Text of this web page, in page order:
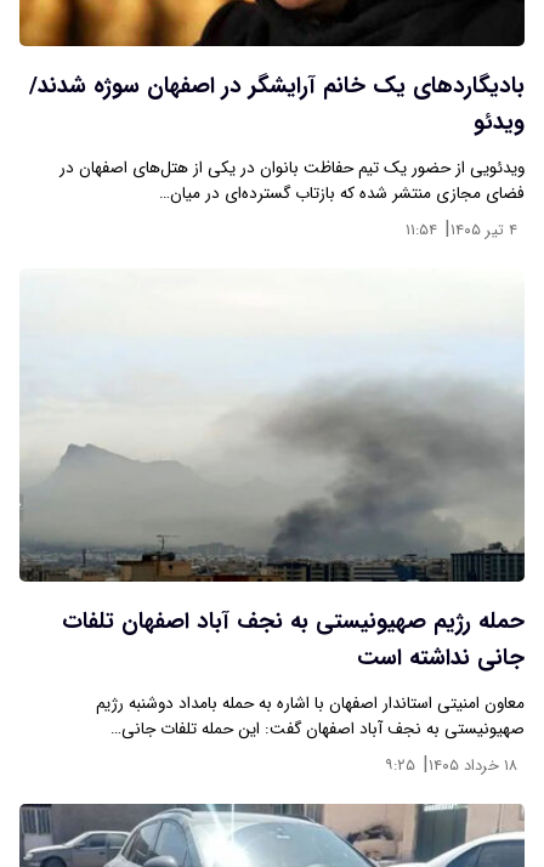
بادیگاردهای یک خانم آرایشگر در اصفهان سوژه شدند/
ویدئو
ویدئویی از حضور یک تیم حفاظت بانوان در یکی از هتل‌های اصفهان در
فضای مجازی منتشر شده که بازتاب گسترده‌ای در میان…
۴ تیر ۱۴۰۵ | ۱۱:۵۴
حمله رژیم صهیونیستی به نجف آباد اصفهان تلفات
جانی نداشته است
معاون امنیتی استاندار اصفهان با اشاره به حمله بامداد دوشنبه رژیم
صهیونیستی به نجف آباد اصفهان گفت: این حمله تلفات جانی…
۱۸ خرداد ۱۴۰۵ | ۹:۲۵